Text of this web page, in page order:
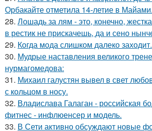
Орбакайте отметила 14-летие в Майами.
28. Лошадь за лям - это, конечно,
в рестик не прискачешь, да и сено
29. Когда мода слишком далеко заходит.
30. Мудрые наставления великого
нурмагомедова:
31. Михаил галустян вывел в свет
с кольцом в носу.
32. Владислава Галаган - российская
фитнес - инфлюенсер и модель.
33. В Сети активно обсуждают новые